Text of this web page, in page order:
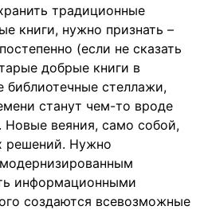
традиционные
книги, нужно признать –
(если не сказать
добрые книги в
библиотечные стеллажи,
станут чем-то вроде
Новые веяния, само собой,
решений. Нужно
информационными
создаются всевозможные